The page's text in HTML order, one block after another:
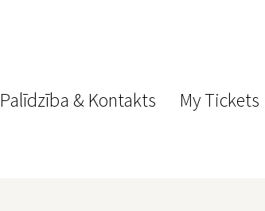
Palīdzība & Kontakts My Tickets